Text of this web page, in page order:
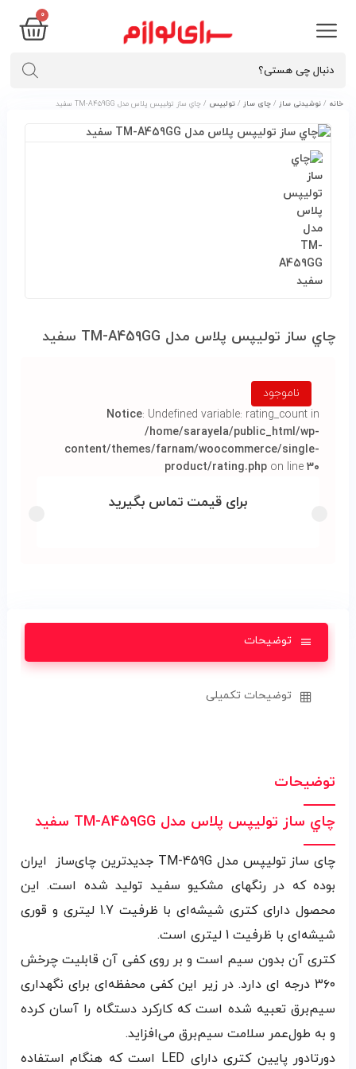
0
خانه / نوشیدنی ساز / چای ساز / تولیپس / چاي ساز توليپس پلاس مدل TM-A459GG سفيد
چاي ساز توليپس پلاس مدل TM-A459GG سفيد
ناموجود
Notice: Undefined variable: rating_count in
/home/sarayela/public_html/wp-
content/themes/farnam/woocommerce/single-
product/rating.php on line۳۰
برای قیمت تماس بگیرید
توضیحات
توضیحات تکمیلی
توضیحات
چاي ساز توليپس پلاس مدل TM-A459GG سفيد
چای ساز تولیپس مدل TM-459G جدیدترین چای‌ساز ایران
بوده که در رنگهای مشکیو سفید تولید شده است. این
محصول دارای کتری شیشه‌ای با ظرفیت 1.7 لیتری و قوری
شیشه‌ای با ظرفیت 1 لیتری است.
کتری آن بدون سیم است و بر روی کفی آن قابلیت چرخش
۳۶۰ درجه ای دارد. در زیر این کفی محفظه‌‌ای برای نگهداری
سیم‌برق تعبیه‌ شده است که کارکرد دستگاه را آسان کرده
و به طو‌ل‌عمر سلامت سیم‌برق می‌افزاید.
دورتادور پایین کتری دارای LED است که هنگام استفاده